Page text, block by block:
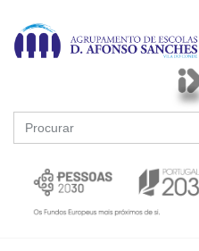
Search
for: